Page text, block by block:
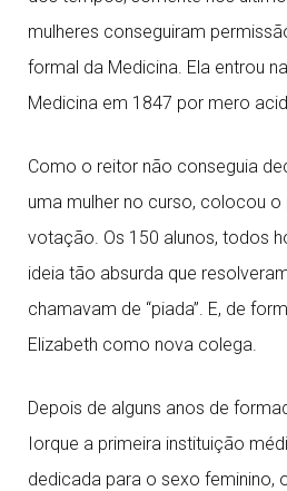
mulheres conseguiram
formal da Medicina. Ela entrou
Medicina em 1847 por mero
Como o reitor não conseguia
uma mulher no curso, colocou
votação. Os 150 alunos, todos
ideia tão absurda que
chamavam de “piada”. E, de
Elizabeth como nova colega.
Depois de alguns anos de
Iorque a primeira instituição
dedicada para o sexo feminino,